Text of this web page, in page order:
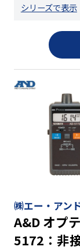
色々な計測器
レベル・勾配
シリーズで表示
㈱エー・アン
A&D オプ
5172：非